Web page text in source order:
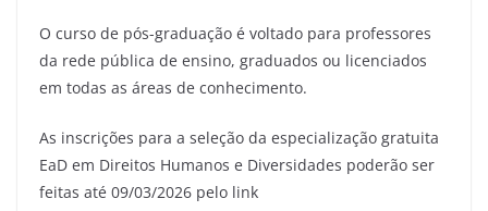
O curso de pós-graduação é voltado para professores
da rede pública de ensino, graduados ou licenciados
em todas as áreas de conhecimento.
As inscrições para a seleção da especialização gratuita
EaD em Direitos Humanos e Diversidades poderão ser
feitas até 09/03/2026 pelo link